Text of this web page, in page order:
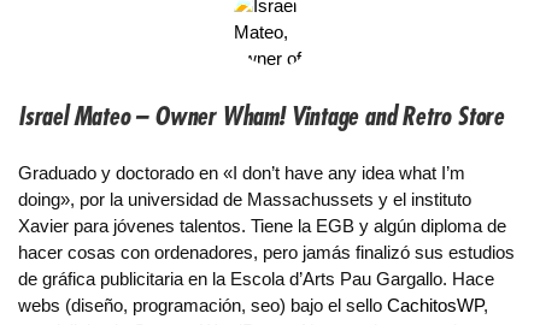
Israel Mateo – Owner Wham! Vintage and Retro Store
Graduado y doctorado en «I don’t have any idea what I’m
doing», por la universidad de Massachussets y el instituto
Xavier para jóvenes talentos. Tiene la EGB y algún diploma de
hacer cosas con ordenadores, pero jamás finalizó sus estudios
de gráfica publicitaria en la Escola d’Arts Pau Gargallo. Hace
webs (diseño, programación, seo) bajo el sello CachitosWP,